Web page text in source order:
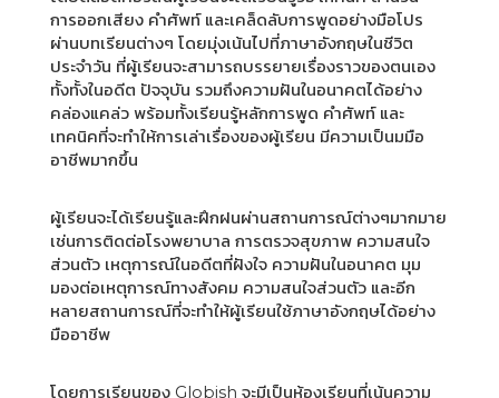
การออกเสียง คำศัพท์ และเคล็ดลับการพูดอย่างมือโปร
ผ่านบทเรียนต่างๆ โดยมุ่งเน้นไปที่ภาษาอังกฤษในชีวิต
ประจำวัน ที่ผู้เรียนจะสามารถบรรยายเรื่องราวของตนเอง
ทั้งทั้งในอดีต ปัจจุบัน รวมถึงความฝันในอนาคตได้อย่าง
คล่องแคล่ว พร้อมทั้งเรียนรู้หลักการพูด คำศัพท์ และ
เทคนิคที่จะทำให้การเล่าเรื่องของผู้เรียน มีความเป็นมมือ
อาชีพมากขึ้น
ผู้เรียนจะได้เรียนรู้และฝึกฝนผ่านสถานการณ์ต่างๆมากมาย
เช่นการติดต่อโรงพยาบาล การตรวจสุขภาพ ความสนใจ
ส่วนตัว เหตุการณ์ในอดีตที่ฝังใจ ความฝันในอนาคต มุม
มองต่อเหตุการณ์ทางสังคม ความสนใจส่วนตัว และอีก
หลายสถานการณ์ที่จะทำให้ผู้เรียนใช้ภาษาอังกฤษได้อย่าง
มืออาชีพ
โดยการเรียนของ Globish จะมีเป็นห้องเรียนที่เน้นความ